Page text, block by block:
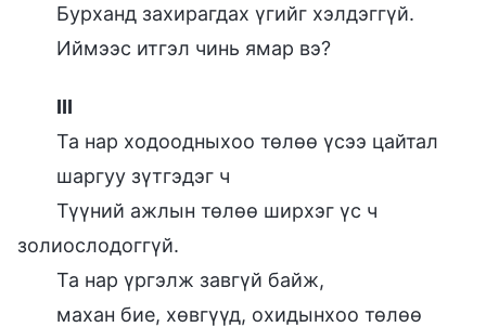
Бурханд захирагдах үгийг хэлдэггүй.
Иймээс итгэл чинь ямар вэ?
III
Та нар ходоодныхоо төлөө үсээ цайтал
шаргуу зүтгэдэг ч
Түүний ажлын төлөө ширхэг үс ч
золиослодоггүй.
Та нар үргэлж завгүй байж,
махан бие, хөвгүүд, охидынхоо төлөө